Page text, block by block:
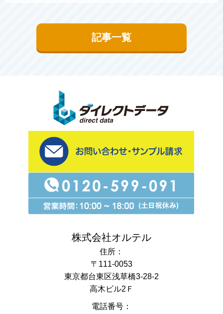
記事一覧
株式会社オルテル
住所：
〒111-0053
東京都台東区浅草橋3-28-2
高木ビル2Ｆ
電話番号：